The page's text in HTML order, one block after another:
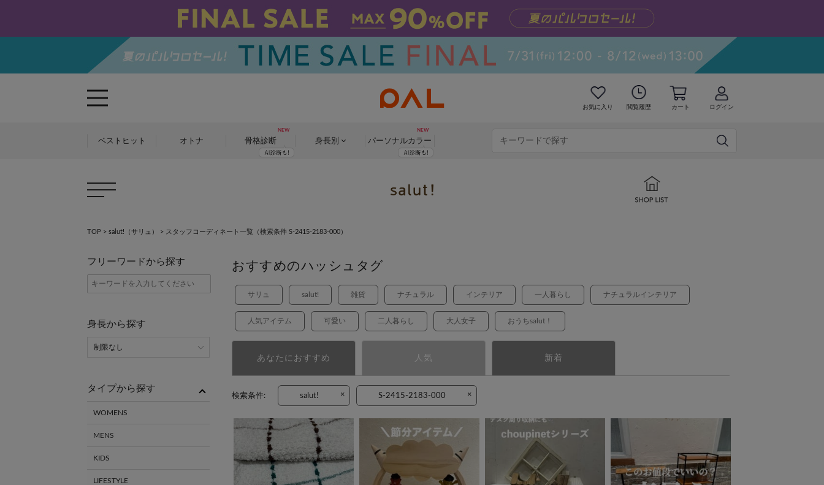
お気に入り 閲覧履歴 カート ログイン
ベストヒット オトナ 骨格診断 身長別 パーソナルカラー
TOP > salut!（サリュ） > スタッフコーディネート一覧 （検索条件 S-2415-2183-000）
おすすめのハッシュタグ
サリュ salut! 雑貨 ナチュラル インテリア 一人暮らし ナチュラルインテリア
人気アイテム 可愛い 二人暮らし 大人女子 おうちsalut！
あなたにおすすめ 人気 新着
検索条件: salut! × S-2415-2183-000 ×
フリーワードから探す
身長から探す
タイプから探す
WOMENS
MENS
KIDS
LIFESTYLE